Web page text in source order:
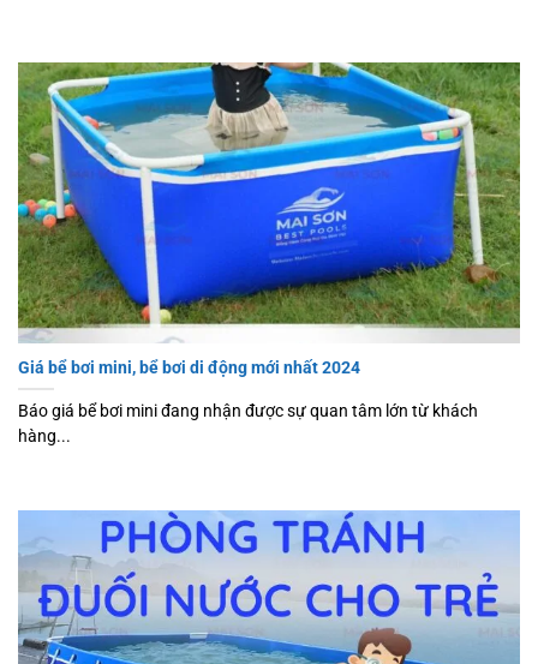
Giá bể bơi mini, bể bơi di động mới nhất 2024
Báo giá bể bơi mini đang nhận được sự quan tâm lớn từ khách
hàng...